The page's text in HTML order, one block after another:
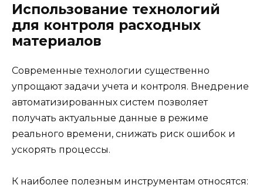
Использование технологий
для контроля расходных
материалов
Современные технологии существенно
упрощают задачи учета и контроля. Внедрение
автоматизированных систем позволяет
получать актуальные данные в режиме
реального времени, снижать риск ошибок и
ускорять процессы.
К наиболее полезным инструментам относятся: